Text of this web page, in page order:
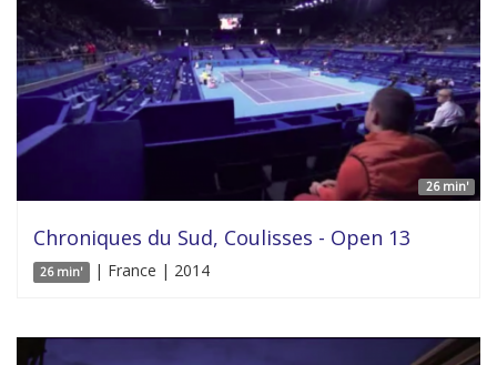
26 min'
Chroniques du Sud, Coulisses - Open 13
26 min' | France | 2014